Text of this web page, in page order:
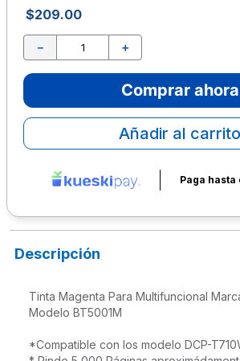
$209.00
＋
－
Comprar ahora
Añadir al carrito
Paga hasta
Descripción
Tinta Magenta Para Multifuncional
Modelo BT5001M
*Compatible con los modelo DCP-
7.
escritorio
8.
sacapuntas
9.
escolar